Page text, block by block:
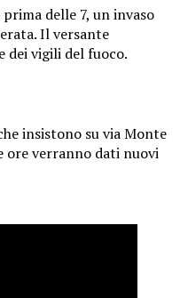
delle 7, un invaso
Il versante
dei vigili del fuoco.
insistono su via Monte
ore verranno dati nuovi